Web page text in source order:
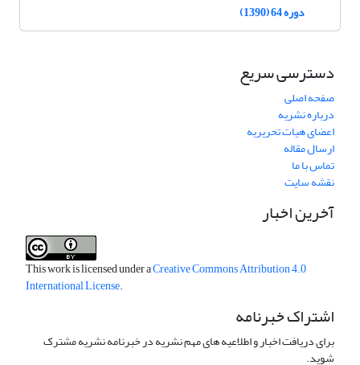
دوره 64 (1390)
دسترسی سریع
صفحه اصلی
درباره نشریه
اعضای هیات تحریریه
ارسال مقاله
تماس با ما
نقشه سایت
آخرین اخبار
This work is licensed under aCreative Commons Attribution 4.0
International License.
اشتراک خبرنامه
برای دریافت اخبار و اطلاعیه های مهم نشریه در خبرنامه نشریه مشترک
شوید.